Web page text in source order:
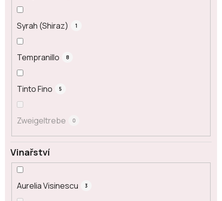
Syrah (Shiraz) 1
Tempranillo 8
Tinto Fino 5
Zweigeltrebe 0
Vinařství
Aurelia Visinescu 3